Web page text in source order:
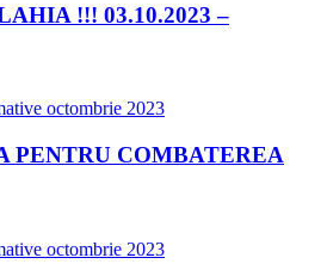
!!! 03.10.2023 –
octombrie 2023
PENTRU COMBATEREA
octombrie 2023